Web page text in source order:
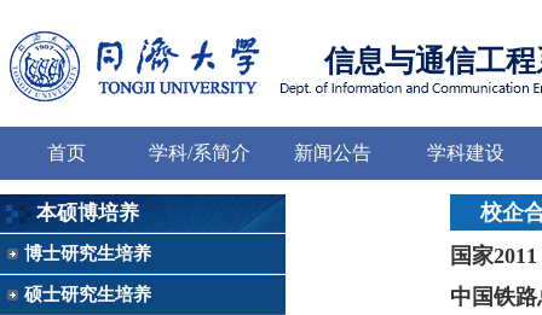
信息与通信工
首页 学科/系简介 新闻公告 学科建设
本硕博培养
博士研究生培养
硕士研究生培养
校企
国家2011
中国铁